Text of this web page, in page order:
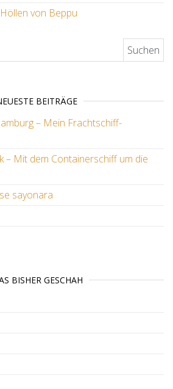
von Beppu
BEITRÄGE
– Mein Frachtschiff-
– Mit dem Containerschiff um die
sayonara
BISHER GESCHAH